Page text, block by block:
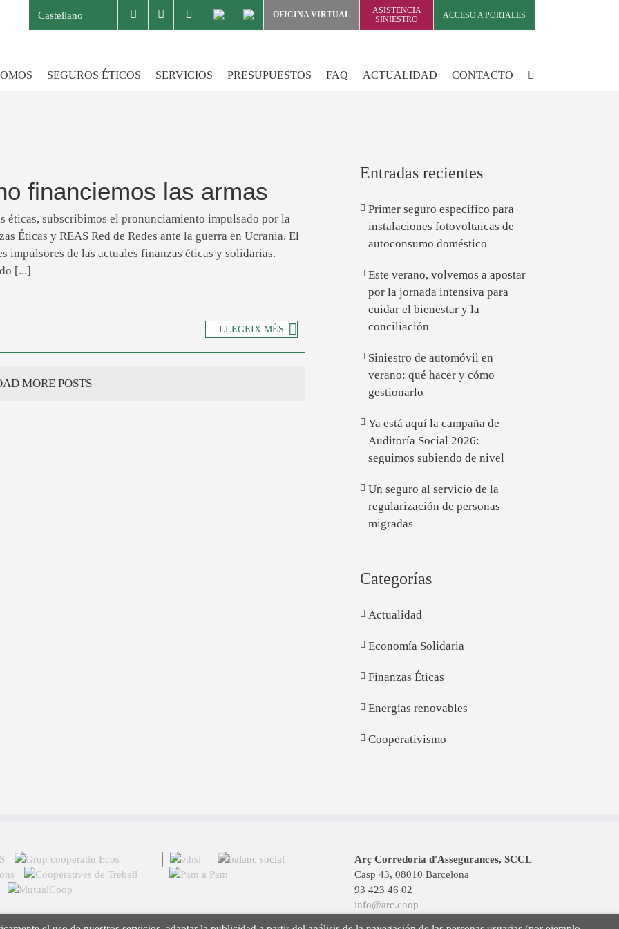
Castellano OFICINA VIRTUAL
ASISTENCIA
SINIESTRO
ACCESO A PORTALES
SEGUROS ÉTICOS SERVICIOS PRESUPUESTOS FAQ ACTUALIDAD CONTACTO
financiemos las armas
éticas, subscribimos el pronunciamiento impulsado por la
Éticas y REAS Red de Redes ante la guerra en Ucrania. El
de las actuales finanzas éticas y solidarias.
[...]
LLEGEIX MÉS
MORE POSTS
Entradas recientes
Primer seguro específico para
instalaciones fotovoltaicas de
autoconsumo doméstico
Este verano, volvemos a apostar
por la jornada intensiva para
cuidar el bienestar y la
conciliación
Siniestro de automóvil en
verano: qué hacer y cómo
gestionarlo
Ya está aquí la campaña de
Auditoría Social 2026:
seguimos subiendo de nivel
Un seguro al servicio de la
regularización de personas
migradas
Categorías
Actualidad
Economía Solidaria
Finanzas Éticas
Energías renovables
Cooperativismo
Arç Corredoria d'Assegurances, SCCL
Casp 43, 08010 Barcelona
93 423 46 02
info@arc.coop